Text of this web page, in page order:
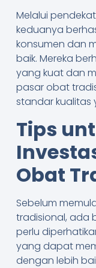
Melalui
keduanya
konsumen dan
baik. Mereka
yang kuat dan
pasar obat
standar kualitas
Tips
Obat
Sebelum
tradisional, ada
perlu
yang dapat
dengan lebih